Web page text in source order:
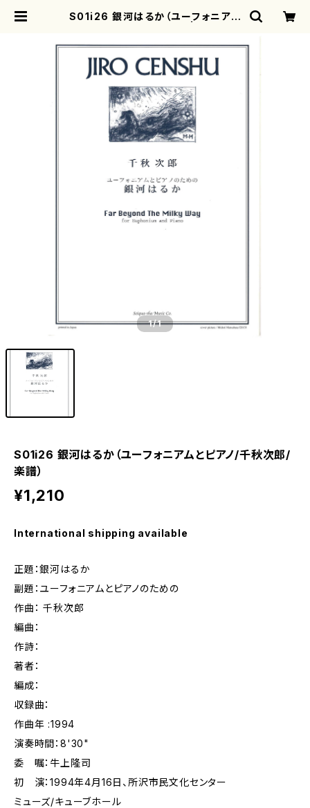
S01i26 銀河はるか（ユーフォニアム
1/1
S01i26 銀河はるか（ユーフォニアムとピアノ/千秋次郎/
楽譜）
¥1,210
International shipping available
正題：銀河はるか
副題：ユーフォニアムとピアノのための
作曲： 千秋次郎
編曲：
作詩：
著者：
編成：
収録曲：
作曲年 :1994
演奏時間：8'30"
委 嘱：牛上隆司
初 演：1994年4月16日、所沢市民文化センター
ミューズ/キューブホール